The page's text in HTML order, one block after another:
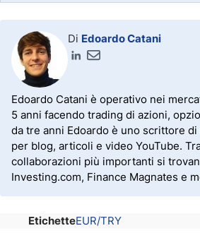
Di Edoardo Catani
Edoardo Catani è operativo nei
5 anni facendo trading di azioni,
da tre anni Edoardo è uno scrittore
per blog, articoli e video YouTube.
collaborazioni più importanti si
Investing.com, Finance Magnates e
EtichetteEUR/TRY